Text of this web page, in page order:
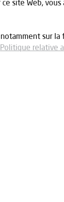
site Web, vous
sur la
Politique relative